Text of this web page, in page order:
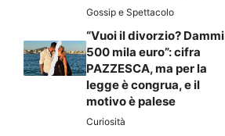
Gossip e Spettacolo
“Vuoi il divorzio? Dammi
500 mila euro”: cifra
PAZZESCA, ma per la
legge è congrua, e il
motivo è palese
Curiosità